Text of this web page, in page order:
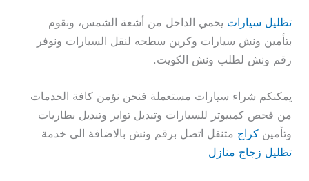
تظليل سيارات يحمي الداخل من أشعة الشمس، ونقوم
بتأمين ونش سيارات وكرين سطحه لنقل السيارات ونوفر
رقم ونش لطلب ونش الكويت.
يمكنكم شراء سيارات مستعملة فنحن نؤمن كافة الخدمات
من فحص كمبيوتر للسيارات وتبديل تواير وتبديل بطاريات
وتأمينكراج متنقل اتصل برقم ونش بالاضافة الى خدمة
تظليل زجاج منازل